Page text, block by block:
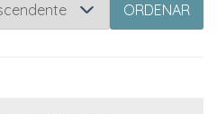
ORDENAR